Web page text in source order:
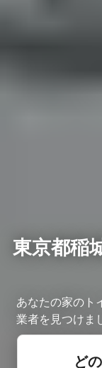
東京都稲
あなたの家のト
業者を見つけま
ど